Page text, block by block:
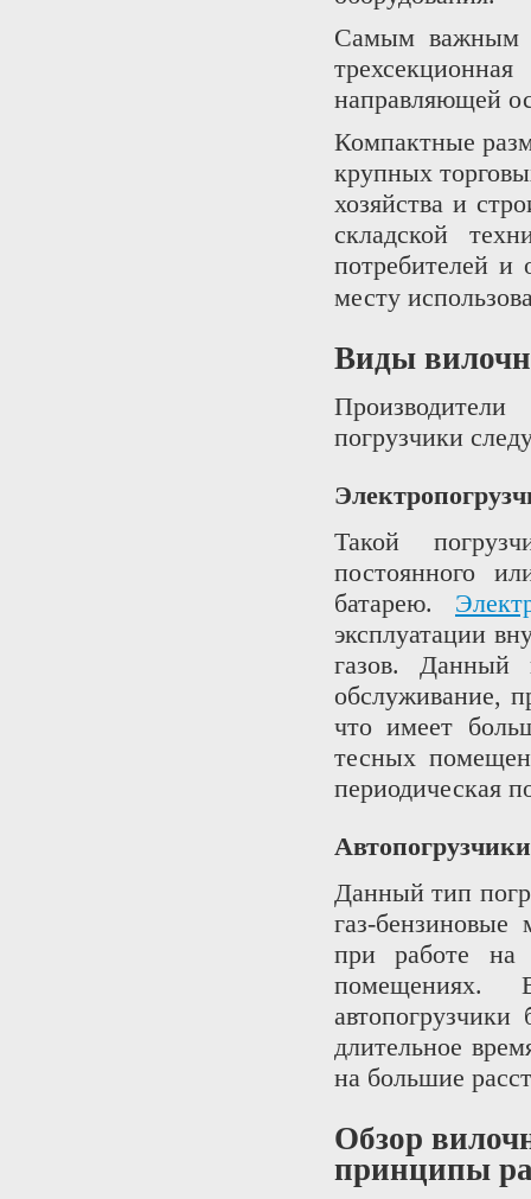
Самым важным
направляющей
Компактные
крупных
хозяйства и
складской
потребителей и
месту
Виды
Производители
погрузчики
Такой
постоянного
батарею.
эксплуатации
газов. Данный
обслуживание,
что имеет
тесных
периодическая
Автопогрузчики
Данный тип
газ-
при работе на
помещениях.
длительное
на большие
Обзор
принципы